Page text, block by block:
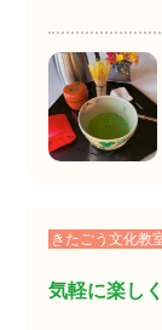
きたごう文化教
気軽に楽し